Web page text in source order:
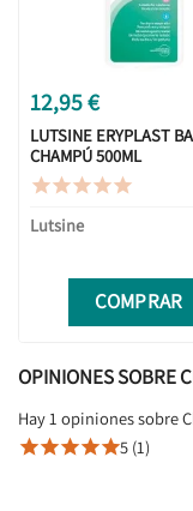
12,95 €
LUTSINE ERYPLAST
CHAMPÚ 500ML

Lutsine
COMPRAR
OPINIONES SOBRE
Hay 1 opiniones sobre
5 (1)